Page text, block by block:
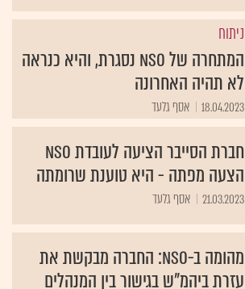
ניתוח
המתחרה של NSO נסגרת, והיא כנראה
לא תהיה האחרונה
18.04.2023 אסף גלעד
חברת הסייבר הציעה לעובדת NSO
הצעה מפתה - היא טוענת שרומתה
21.03.2023 אסף גלעד
מהומה ב-NSO: החברה מבקשת את
עזרת ביהמ"ש בגישור בין המנהלים